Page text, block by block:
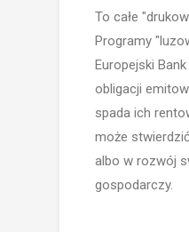
To całe
Programy
Europejski
obligacji
spada ich
może
albo w rozwój
gospodarczy.